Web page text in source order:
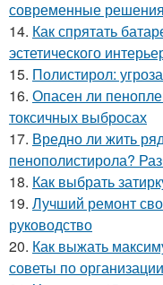
современные решения
14. Как спрятать
эстетического
15. Полистирол:
16. Опасен ли
токсичных выбросах
17. Вредно ли жить
пенополистирола?
18. Как выбрать
19. Лучший ремонт
руководство
20. Как выжать
советы по